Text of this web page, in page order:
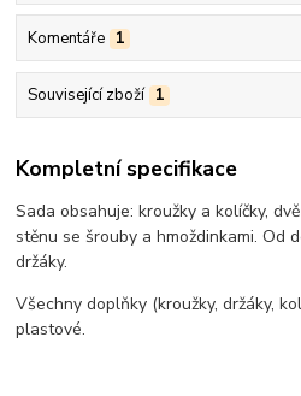
Komentáře 1
Související zboží 1
Kompletní specifikace
Sada obsahuje: kroužky a kolíčky,
stěnu se šrouby a hmoždinkami. Od
držáky.
Všechny doplňky (kroužky, držáky,
plastové.